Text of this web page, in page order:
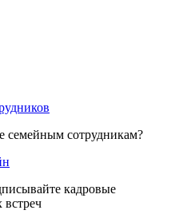
семейным сотрудникам?
кадровые
встреч